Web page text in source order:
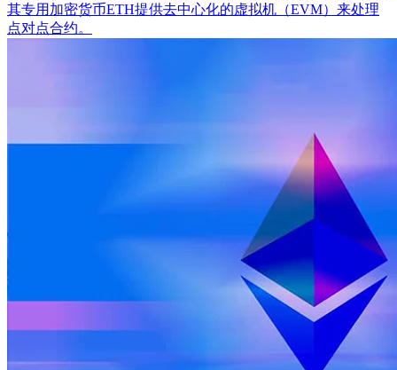
其专用加密货币ETH提供去中心化的虚拟机（EVM）来处理
点对点合约。